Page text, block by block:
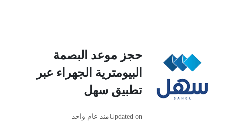
حجز موعد البصمة
البيومترية الجهراء عبر
تطبيق سهل
Updated onمنذ عام واحد